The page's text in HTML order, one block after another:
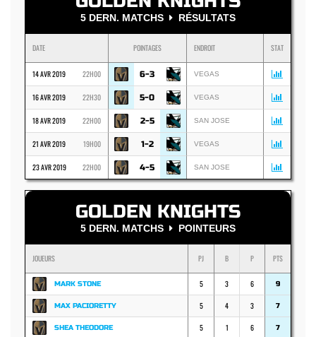
5 DERN. MATCHS RÉSULTATS
DATE POINTAGES ENDROIT STAT
14 AVR 2019 22H00 6-3 VEGAS
16 AVR 2019 22H30 5-0 VEGAS
18 AVR 2019 22H00 2-5 SAN JOSE
21 AVR 2019 19H00 1-2 VEGAS
23 AVR 2019 22H00 4-5 SAN JOSE
GOLDEN KNIGHTS
5 DERN. MATCHS POINTEURS
JOUEURS PJ B P PTS
MARK STONE 5 3 6 9
MAX PACIORETTY 5 4 3 7
SHEA THEODORE 5 1 6 7